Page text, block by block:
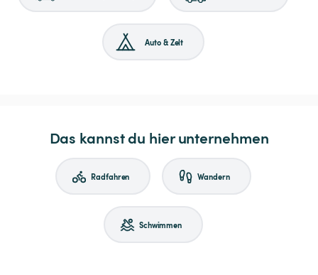
Auto & Zelt
Das kannst du hier unternehmen
Radfahren Wandern
Schwimmen